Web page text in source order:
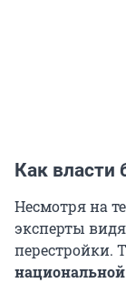
Как власти
Несмотря на
эксперты
перестройки.
национальной